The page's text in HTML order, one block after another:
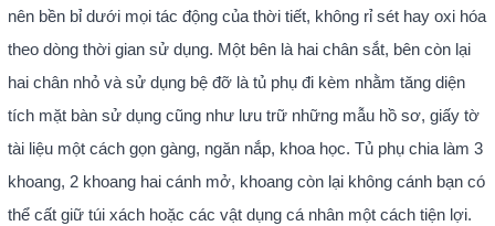
nên bền bỉ dưới mọi tác động của thời tiết, không rỉ sét hay oxi hóa
theo dòng thời gian sử dụng. Một bên là hai chân sắt, bên còn lại
hai chân nhỏ và sử dụng bệ đỡ là tủ phụ đi kèm nhằm tăng diện
tích mặt bàn sử dụng cũng như lưu trữ những mẫu hồ sơ, giấy tờ
tài liệu một cách gọn gàng, ngăn nắp, khoa học. Tủ phụ chia làm 3
khoang, 2 khoang hai cánh mở, khoang còn lại không cánh bạn có
thể cất giữ túi xách hoặc các vật dụng cá nhân một cách tiện lợi.